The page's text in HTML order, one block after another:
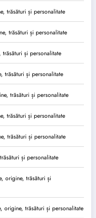
trăsături și personalitate
trăsături și personalitate
trăsături și personalitate
trăsături și personalitate
trăsături și personalitate
trăsături și personalitate
trăsături și personalitate
și personalitate
origine, trăsături și
origine, trăsături și personalitate